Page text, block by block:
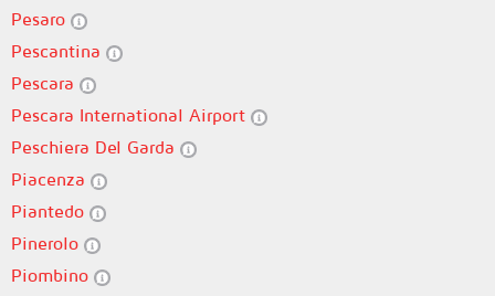
Pesaro
Pescantina
Pescara
Pescara International Airport
Peschiera Del Garda
Piacenza
Piantedo
Pinerolo
Piombino